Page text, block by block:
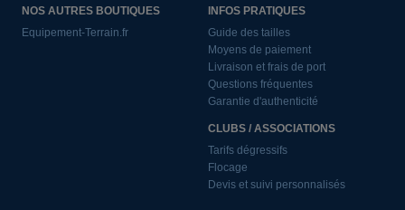
NOS AUTRES BOUTIQUES
Equipement-Terrain.fr
INFOS PRATIQUES
Guide des tailles
Moyens de paiement
Livraison et frais de port
Questions fréquentes
Garantie d'authenticité
CLUBS / ASSOCIATIONS
Tarifs dégressifs
Flocage
Devis et suivi personnalisés